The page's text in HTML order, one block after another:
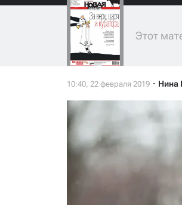
Этот
Нина